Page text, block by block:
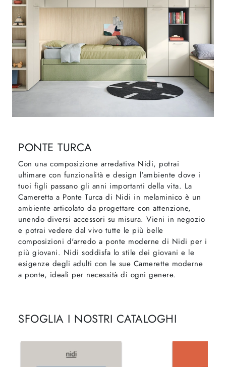
PONTE TURCA
Con una composizione arredativa Nidi, potrai
ultimare con funzionalità e design l'ambiente dove i
tuoi figli passano gli anni importanti della vita. La
Cameretta a Ponte Turca di Nidi in melaminico è un
ambiente articolato da progettare con attenzione,
unendo diversi accessori su misura. Vieni in negozio
e potrai vedere dal vivo tutte le più belle
composizioni d'arredo a ponte moderne di Nidi per i
più giovani. Nidi soddisfa lo stile dei giovani e le
esigenze degli adulti con le sue Camerette moderne
a ponte, ideali per necessità di ogni genere.
SFOGLIA I NOSTRI CATALOGHI